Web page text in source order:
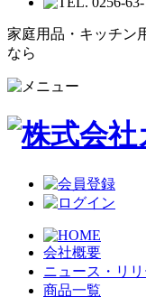
家庭用品・キッチン
なら
会社概要
ニュース・リリ
商品一覧